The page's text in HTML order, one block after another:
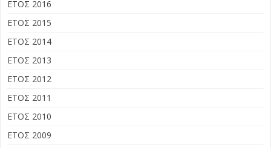
ΕΤΟΣ 2016
ΕΤΟΣ 2015
ΕΤΟΣ 2014
ΕΤΟΣ 2013
ΕΤΟΣ 2012
ΕΤΟΣ 2011
ΕΤΟΣ 2010
ΕΤΟΣ 2009